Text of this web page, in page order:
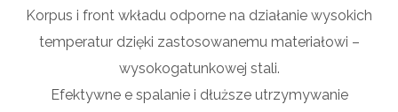
Korpus i front wkładu odporne na działanie wysokich
temperatur dzięki zastosowanemu materiałowi –
wysokogatunkowej stali.
Efektywne e spalanie i dłuższe utrzymywanie